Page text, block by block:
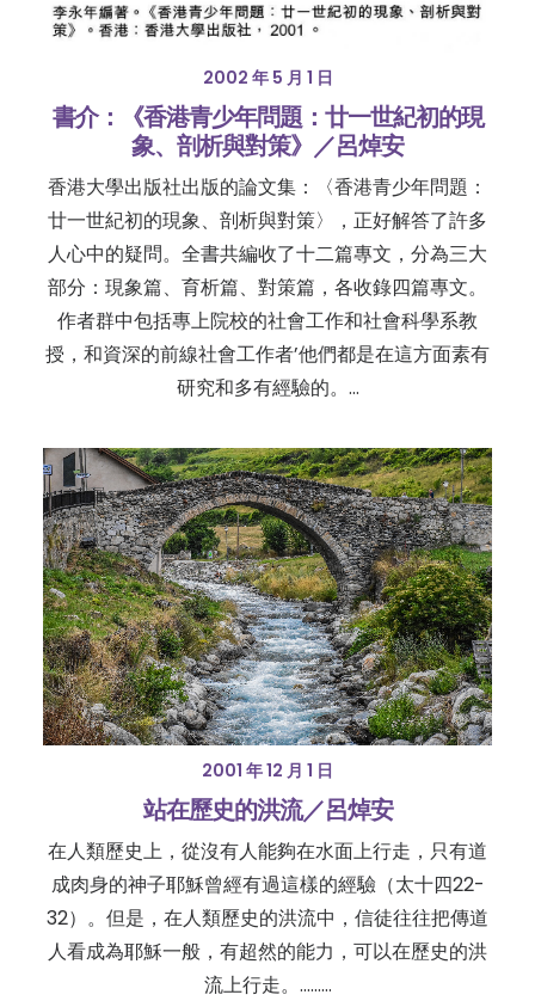
2002 年 5 月 1 日
書介：《香港青少年問題：廿一世紀初的現
象、剖析與對策》／呂焯安
香港大學出版社出版的論文集：〈香港青少年問題：
廿一世紀初的現象、剖析與對策〉，正好解答了許多
人心中的疑問。全書共編收了十二篇專文，分為三大
部分：現象篇、育析篇、對策篇，各收錄四篇專文。
作者群中包括專上院校的社會工作和社會科學系教
授，和資深的前線社會工作者’他們都是在這方面素有
研究和多有經驗的。…
2001 年 12 月 1 日
站在歷史的洪流／呂焯安
在人類歷史上，從沒有人能夠在水面上行走，只有道
成肉身的神子耶穌曾經有過這樣的經驗（太十四22-
32）。但是，在人類歷史的洪流中，信徒往往把傳道
人看成為耶穌一般，有超然的能力，可以在歷史的洪
流上行走。......…